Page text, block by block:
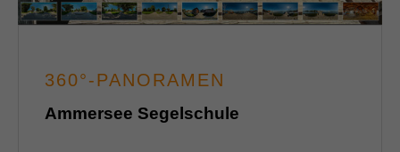
360°-PANORAMEN
Ammersee Segelschule